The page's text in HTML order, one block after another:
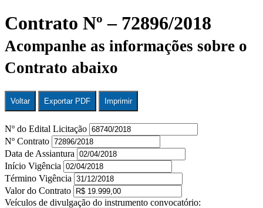
Contrato Nº – 72896/2018
Acompanhe as informações sobre o
Contrato abaixo
Voltar Exportar PDF Imprimir
Nº do Edital Licitação
Nº Contrato
Data de Assiantura
Início Vigência
Término Vigência
Valor do Contrato
Veículos de divulgação do instrumento convocatório: